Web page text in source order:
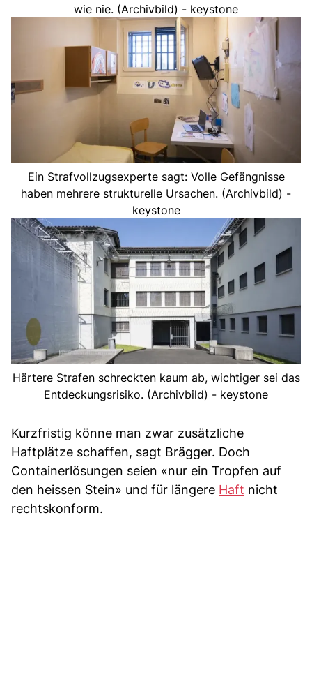
wie nie. (Archivbild) - keystone
Ein Strafvollzugsexperte sagt: Volle Gefängnisse
haben mehrere strukturelle Ursachen. (Archivbild) -
keystone
Härtere Strafen schreckten kaum ab, wichtiger sei das
Entdeckungsrisiko. (Archivbild) - keystone
Kurzfristig könne man zwar zusätzliche
Haftplätze schaffen, sagt Brägger. Doch
Containerlösungen seien «nur ein Tropfen auf
den heissen Stein» und für längere Haft nicht
rechtskonform.